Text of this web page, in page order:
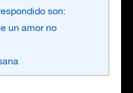
son:
un amor no